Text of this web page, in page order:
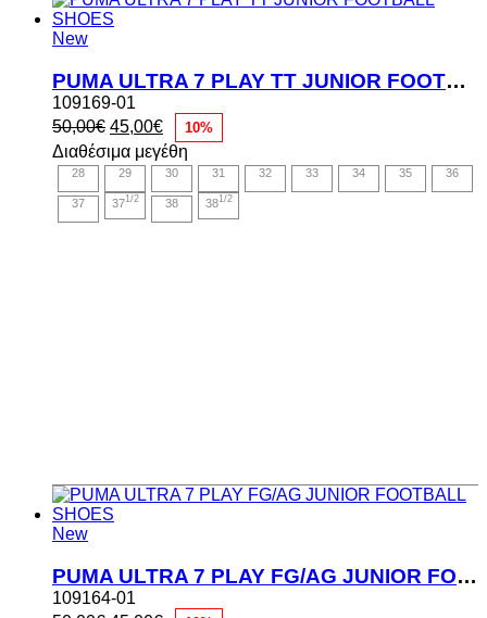
New
PUMA ULTRA 7 PLAY TT JUNIOR FOOTBALL SHOES
109169-01
50,00€ Original
price
was:
50,00€.
45,00€Η
τρέχουσα
τιμή
είναι:
45,00€.
10%
Διαθέσιμα μεγέθη
28 29 30 31 32 33 34 35 36
37 371/2 38 381/2
New
PUMA ULTRA 7 PLAY FG/AG JUNIOR FOOTBALL SHOES
109164-01